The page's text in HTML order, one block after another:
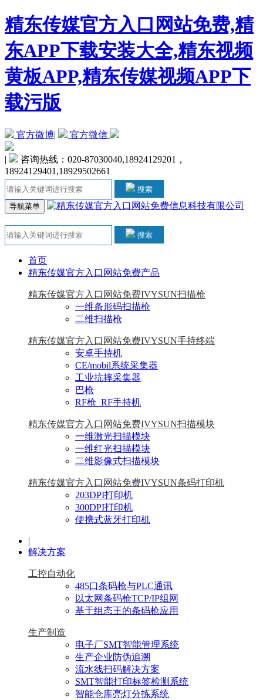
精东传媒官方入口网站免费,精
东APP下载安装大全,精东视频
黄板APP,精东传媒视频APP下
载污版
官方微博| 官方微信
|
咨询热线：020-87030040,18924129201，
18924129401,18929502661
搜索
导航菜单
搜索
首页
精东传媒官方入口网站免费产品
精东传媒官方入口网站免费IVYSUN扫描枪
一维条形码扫描枪
二维扫描枪
精东传媒官方入口网站免费IVYSUN手持终端
安卓手持机
CE/mobil系统采集器
工业抗摔采集器
巴枪
RF枪_RF手持机
精东传媒官方入口网站免费IVYSUN扫描模块
一维激光扫描模块
一维红光扫描模块
二维影像式扫描模块
精东传媒官方入口网站免费IVYSUN条码打印机
203DPI打印机
300DPI打印机
便携式蓝牙打印机
|
解决方案
工控自动化
485口条码枪与PLC通讯
以太网条码枪TCP/IP组网
基于组态王的条码枪应用
生产制造
电子厂SMT智能管理系统
生产企业防伪追溯
流水线扫码解决方案
SMT智能打印标签检测系统
智能仓库亮灯分拣系统